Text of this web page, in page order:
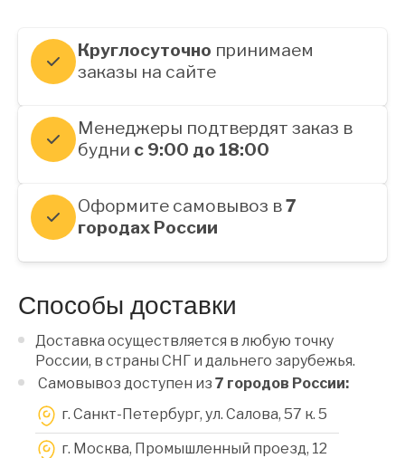
Круглосуточно принимаем
заказы на сайте
Менеджеры подтвердят заказ в
будни с 9:00 до 18:00
Оформите самовывоз в7
городах России
Способы доставки
Доставка осуществляется в любую точку
России, в страны СНГ и дальнего зарубежья.
Самовывоз доступен из 7 городов России:
г. Санкт-Петербург, ул. Салова, 57 к. 5
г. Москва, Промышленный проезд, 12